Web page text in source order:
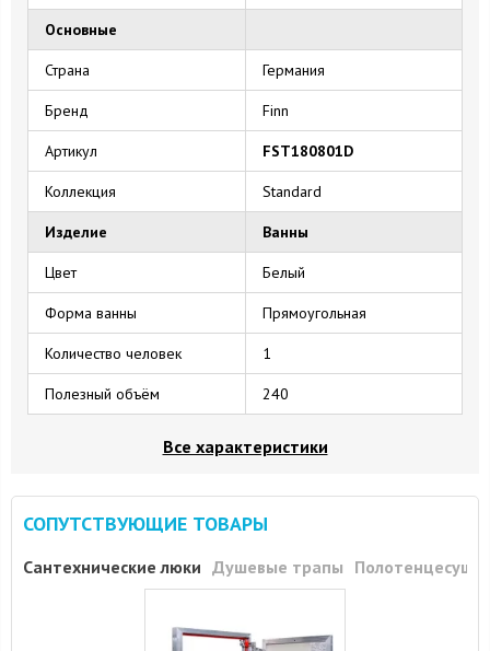
Основные
Страна Германия
Бренд Finn
Артикул FST180801D
Коллекция Standard
Изделие Ванны
Цвет Белый
Форма ванны Прямоугольная
Количество человек 1
Полезный объём 240
Все характеристики
СОПУТСТВУЮЩИЕ ТОВАРЫ
Сантехнические люки Душевые трапы